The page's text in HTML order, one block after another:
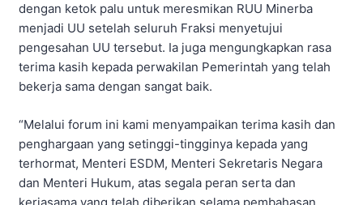
dengan ketok palu untuk meresmikan RUU Minerba
menjadi UU setelah seluruh Fraksi menyetujui
pengesahan UU tersebut. Ia juga mengungkapkan rasa
terima kasih kepada perwakilan Pemerintah yang telah
bekerja sama dengan sangat baik.
“Melalui forum ini kami menyampaikan terima kasih dan
penghargaan yang setinggi-tingginya kepada yang
terhormat, Menteri ESDM, Menteri Sekretaris Negara
dan Menteri Hukum, atas segala peran serta dan